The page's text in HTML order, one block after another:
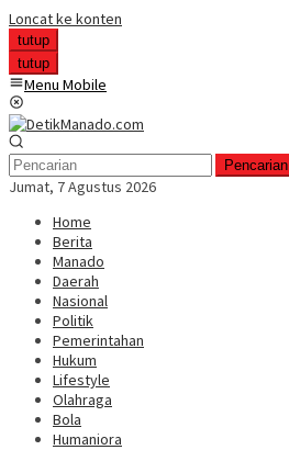
Loncat ke konten
tutup
tutup
Menu Mobile
Pencarian
Jumat, 7 Agustus 2026
Home
Berita
Manado
Daerah
Nasional
Politik
Pemerintahan
Hukum
Lifestyle
Olahraga
Bola
Humaniora